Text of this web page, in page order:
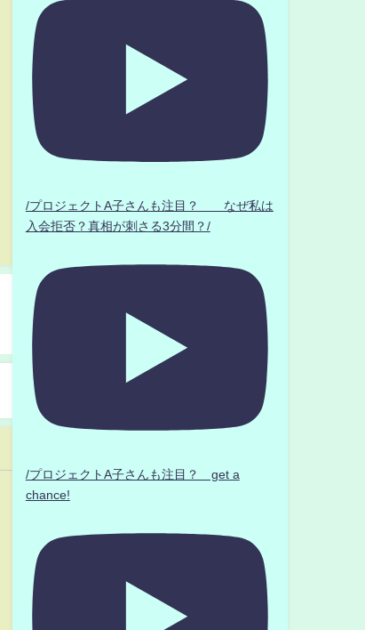
/プロジェクトA子さんも注目？ なぜ私は
入会拒否？真相が刺さる3分間？/
/プロジェクトA子さんも注目？ get a
chance!